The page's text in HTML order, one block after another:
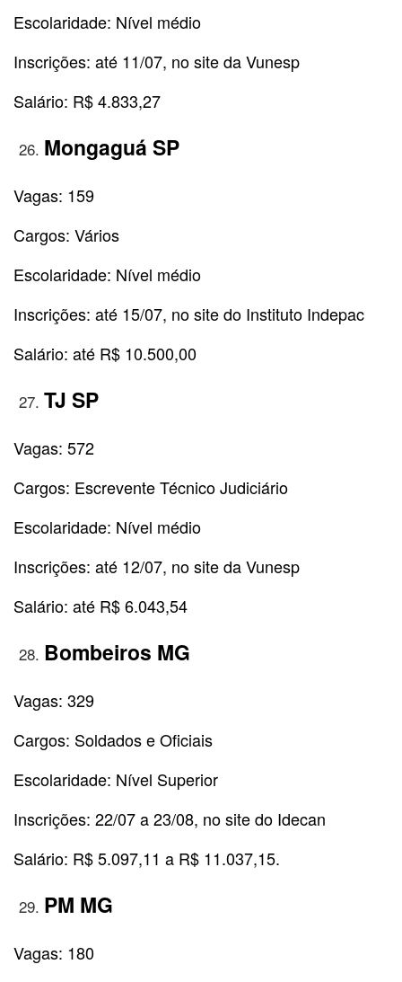
Escolaridade: Nível médio
Inscrições: até 11/07, no site da Vunesp
Salário: R$ 4.833,27
Mongaguá SP
Vagas: 159
Cargos: Vários
Escolaridade: Nível médio
Inscrições: até 15/07, no site do Instituto Indepac
Salário: até R$ 10.500,00
TJ SP
Vagas: 572
Cargos: Escrevente Técnico Judiciário
Escolaridade: Nível médio
Inscrições: até 12/07, no site da Vunesp
Salário: até R$ 6.043,54
Bombeiros MG
Vagas: 329
Cargos: Soldados e Oficiais
Escolaridade: Nível Superior
Inscrições: 22/07 a 23/08, no site do Idecan
Salário: R$ 5.097,11 a R$ 11.037,15.
PM MG
Vagas: 180